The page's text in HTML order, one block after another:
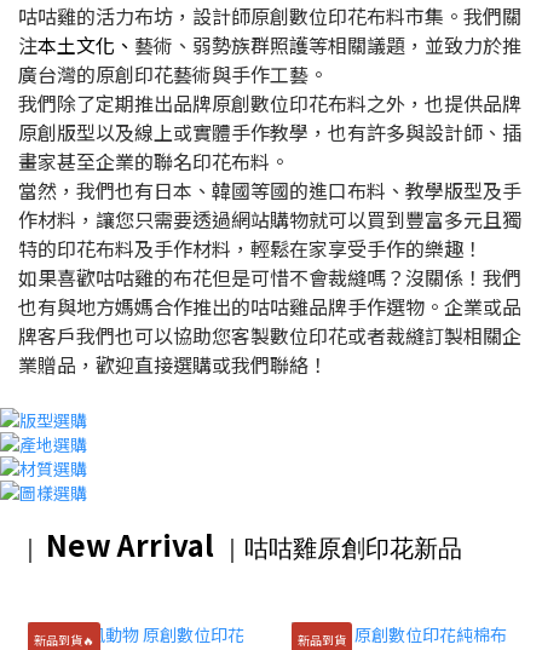
咕咕雞的活力布坊，設計師原創數位印花布料市集。我們關
注本土文化、 藝術、弱勢族群照護等相關議題，並致力於推
廣台灣的原創印花藝術與手作工藝。
我們除了定期推出品牌原創數位印花布料之外，也提供品牌
原創版型以及線上或實體手作教學，也有許多與設計師、插
畫家甚至企業的聯名印花布料。
當然，我們也有日本、韓國等國的進口布料、教學版型及手
作材料，讓您只需要透過網站購物就可以買到豐富多元且獨
特的印花布料及手作材料，輕鬆在家享受手作的樂趣！
如果喜歡咕咕雞的布花但是可惜不會裁縫嗎？沒關係！我們
也有與地方媽媽合作推出的咕咕雞品牌手作選物。企業或品
牌客戶我們也可以協助您客製數位印花或者裁縫訂製相關企
業贈品，歡迎直接選購或我們聯絡！
｜ New Arrival ｜咕咕雞原創印花新品
新品到貨🔥 新品到貨